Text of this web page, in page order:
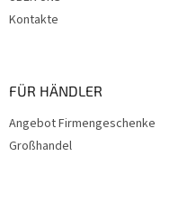
Kontakte
FÜR HÄNDLER
Angebot Firmengeschenke
Großhandel